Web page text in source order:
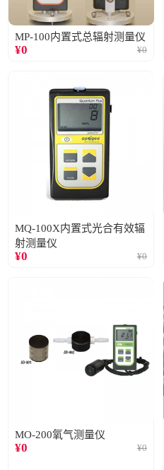
MP-100内置式总辐射测量仪
¥0 ¥0
MQ-100X内置式光合有效辐
射测量仪
¥0 ¥0
MO-200氧气测量仪
¥0 ¥0